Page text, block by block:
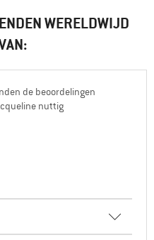
WERELDWIJD
de beoordelingen
nuttig